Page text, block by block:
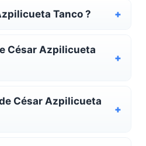
Tanco ?
César Azpilicueta
César Azpilicueta